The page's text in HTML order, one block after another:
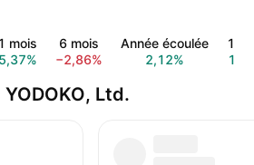
1 mois
5,37%
6 mois
−2,86%
Année écoulée
2,12%
1
Ltd.